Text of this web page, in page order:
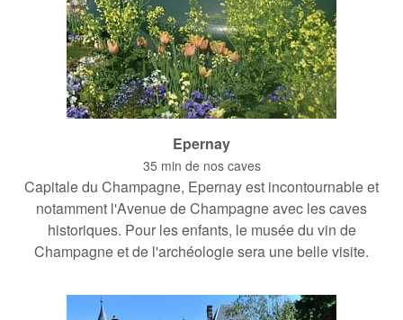
Epernay
35 min de nos caves
Capitale du Champagne, Epernay est incontournable et
notamment l'Avenue de Champagne avec les caves
historiques. Pour les enfants, le musée du vin de
Champagne et de l'archéologie sera une belle visite.